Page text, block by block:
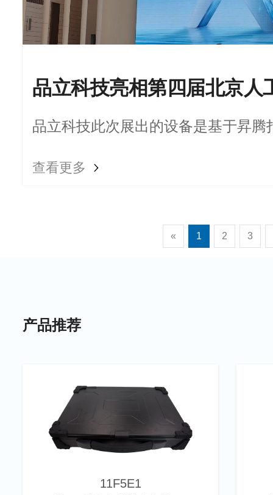
品立科技此次展出的设备是基于昇腾
查看更多
« 1 2 3
产品推荐
11F5E1